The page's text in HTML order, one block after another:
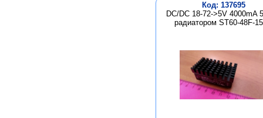
Код: 137695
DC/DC 18-72->5V 4000mA
радиатором ST60-48F-